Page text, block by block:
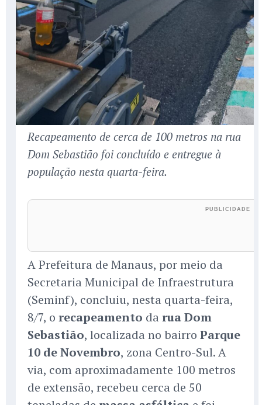
Recapeamento de cerca de 100 metros na rua
Dom Sebastião foi concluído e entregue à
população nesta quarta-feira.
A Prefeitura de Manaus, por meio da
Secretaria Municipal de Infraestrutura
(Seminf), concluiu, nesta quarta-feira,
8/7, o recapeamento da rua Dom
Sebastião, localizada no bairro Parque
10 de Novembro, zona Centro-Sul. A
via, com aproximadamente 100 metros
de extensão, recebeu cerca de 50